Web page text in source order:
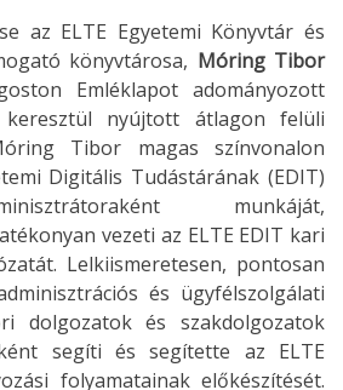
az ELTE Egyetemi Könyvtár és
könyvtárosa, Móring Tibor
Emléklapot adományozott
keresztül nyújtott átlagon felüli
Tibor magas színvonalon
Digitális Tudástárának (EDIT)
munkáját,
vezeti az ELTE EDIT kari
Lelkiismeretesen, pontosan
és ügyfélszolgálati
dolgozatok és szakdolgozatok
segíti és segítette az ELTE
folyamatainak előkészítését.